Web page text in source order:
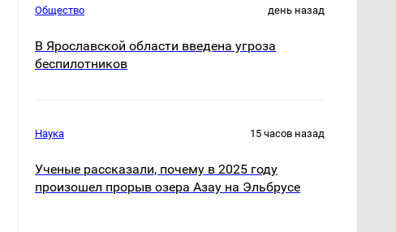
Общество день назад
В Ярославской области введена угроза
беспилотников
Наука 15 часов назад
Ученые рассказали, почему в 2025 году
произошел прорыв озера Азау на Эльбрусе